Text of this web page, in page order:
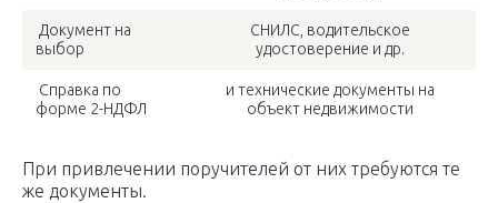
Документ на
выбор
СНИЛС, водительское
удостоверение и др.
Справка по
форме 2-НДФЛ
и технические документы на
объект недвижимости
При привлечении поручителей от них требуются те
же документы.